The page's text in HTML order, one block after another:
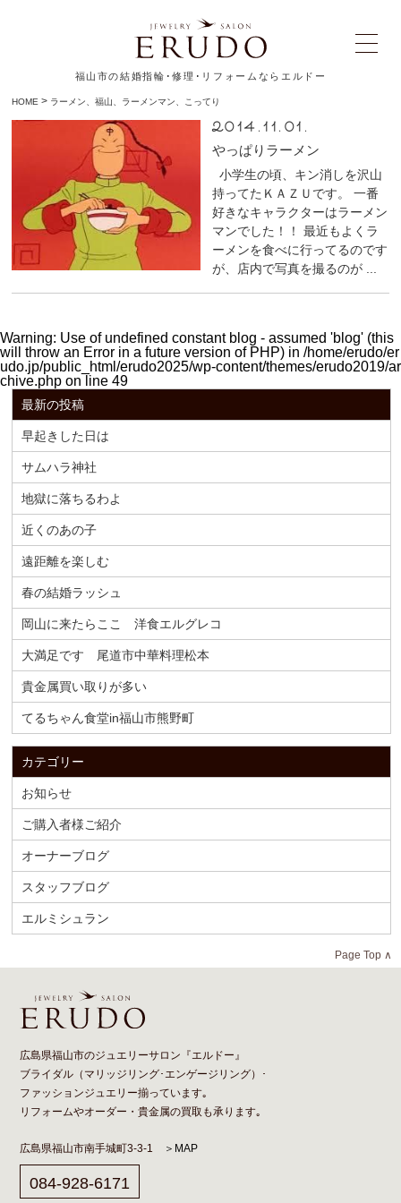
福山市の結婚指輪･修理･リフォームならエルドー
HOME > ラーメン、福山、ラーメンマン、こってり
2014.11.01.
やっぱりラーメン
小学生の頃、キン消しを沢山
持ってたＫＡＺＵです。 一番
好きなキャラクターはラーメン
マンでした！！ 最近もよくラ
ーメンを食べに行ってるのです
が、店内で写真を撮るのが ...
Warning: Use of undefined constant blog - assumed 'blog' (this
will throw an Error in a future version of PHP) in /home/erudo/er
udo.jp/public_html/erudo2025/wp-content/themes/erudo2019/ar
chive.php on line 49
最新の投稿
早起きした日は
サムハラ神社
地獄に落ちるわよ
近くのあの子
遠距離を楽しむ
春の結婚ラッシュ
岡山に来たらここ 洋食エルグレコ
大満足です 尾道市中華料理松本
貴金属買い取りが多い
てるちゃん食堂in福山市熊野町
カテゴリー
お知らせ
ご購入者様ご紹介
オーナーブログ
スタッフブログ
エルミシュラン
Page Top ∧
広島県福山市のジュエリーサロン『エルドー』
ブライダル（ マリッジリング･ エンゲージリング）･
ファッションジュエリー揃っています｡
リフォームやオーダー ・貴金属の買取も承ります｡
広島県福山市南手城町3-3-1 ＞MAP
084-928-6171